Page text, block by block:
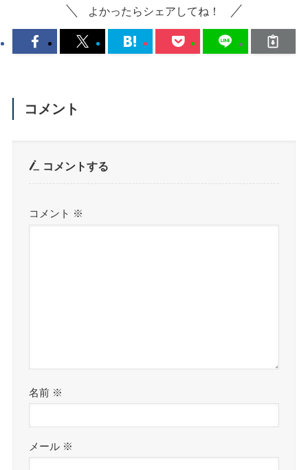
よかったらシェアしてね！
コメント
コメントする
コメント ※
名前 ※
メール ※